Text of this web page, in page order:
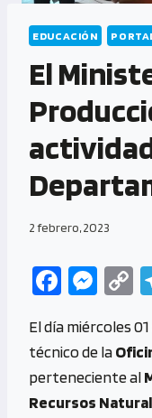
EDUCACIÓN
El
2 febrero, 2023
Fa
b
o
o
M
se
n
g
C
Li
n
El día miércoles
técnico de la
perteneciente al
Recursos